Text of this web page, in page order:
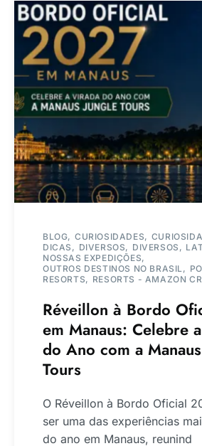
BLOG CURIOSIDADES
DICAS
DIVERSOS DIVERSOS
NOSSAS EXPEDIÇÕES
OUTROS DESTINOS NO BRASIL
RESORTS
RESORTS - AMAZON
Réveillon à Bordo
em Manaus: Celebre
do Ano com a
Tours
O Réveillon à Bordo Oficial
ser uma das experiências
do ano em Manaus, reunind